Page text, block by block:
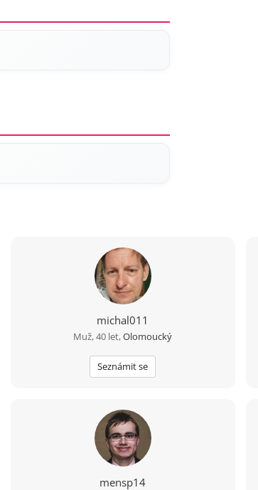
michal011
Muž, 40 let,Olomoucký
Seznámit se
mensp14